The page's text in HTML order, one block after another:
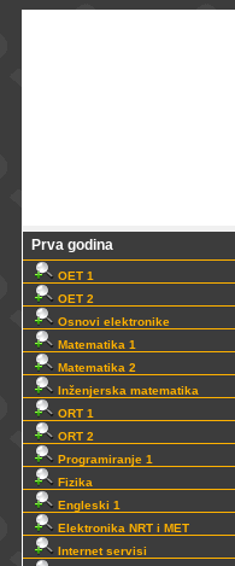
Prva godina
OET 1
OET 2
Osnovi elektronike
Matematika 1
Matematika 2
Inženjerska matematika
ORT 1
ORT 2
Programiranje 1
Fizika
Engleski 1
Elektronika NRT i MET
Internet servisi